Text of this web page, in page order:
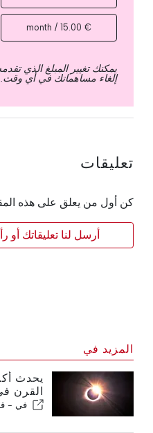
€ 15.00 / month
يمكنك تغيير المبلغ الذي
إلغاء مساهماتك في أي وقت.
تعليقات
كن أول من يعلق على هذه
أرسل لنا تعليقاتك أو
المزيد في
يحدث
القرن
في -